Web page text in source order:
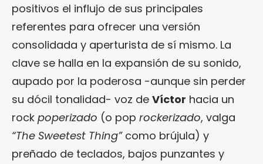
positivos el influjo de sus principales
referentes para ofrecer una versión
consolidada y aperturista de sí mismo. La
clave se halla en la expansión de su sonido,
aupado por la poderosa -aunque sin perder
su dócil tonalidad- voz de Víctor hacia un
rock poperizado (o pop rockerizado, valga
“The Sweetest Thing”como brújula) y
preñado de teclados, bajos punzantes y